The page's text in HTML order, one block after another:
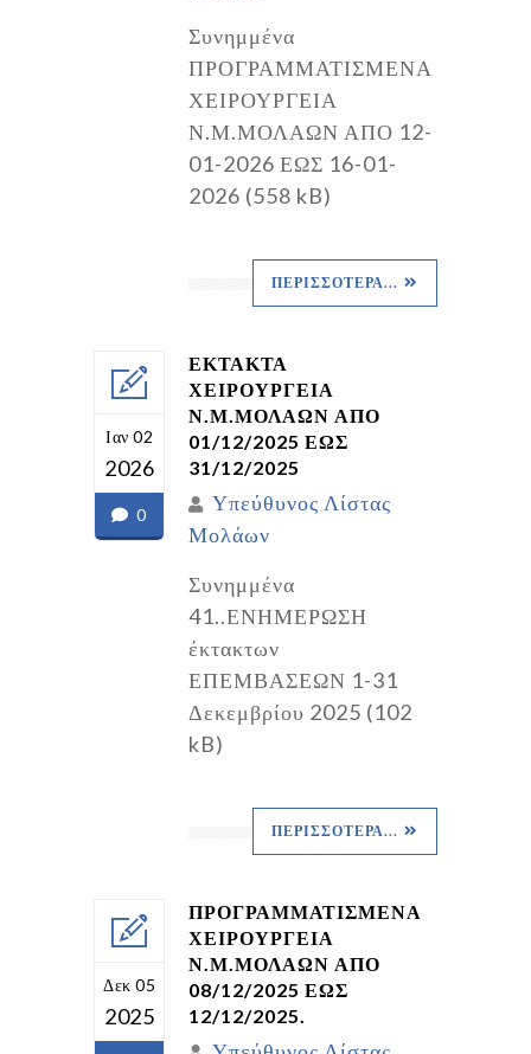
Συνημμένα
ΠΡΟΓΡΑΜΜΑΤΙΣΜΕΝΑ
ΧΕΙΡΟΥΡΓΕΙΑ
Ν.Μ.ΜΟΛΑΩΝ ΑΠΟ 12-
01-2026 ΕΩΣ 16-01-
2026 (558 kB)
ΠΕΡΙΣΣΌΤΕΡΑ...
Ιαν 02
2026
0
ΕΚΤΑΚΤΑ
ΧΕΙΡΟΥΡΓΕΙΑ
Ν.Μ.ΜΟΛΑΩΝ ΑΠΟ
01/12/2025 ΕΩΣ
31/12/2025
Υπεύθυνος Λίστας
Μολάων
Συνημμένα
41..ΕΝΗΜΕΡΩΣΗ
έκτακτων
ΕΠΕΜΒΑΣΕΩΝ 1-31
Δεκεμβρίου 2025 (102
kB)
ΠΕΡΙΣΣΌΤΕΡΑ...
Δεκ 05
2025
ΠΡΟΓΡΑΜΜΑΤΙΣΜΕΝΑ
ΧΕΙΡΟΥΡΓΕΙΑ
Ν.Μ.ΜΟΛΑΩΝ ΑΠΟ
08/12/2025 ΕΩΣ
12/12/2025.